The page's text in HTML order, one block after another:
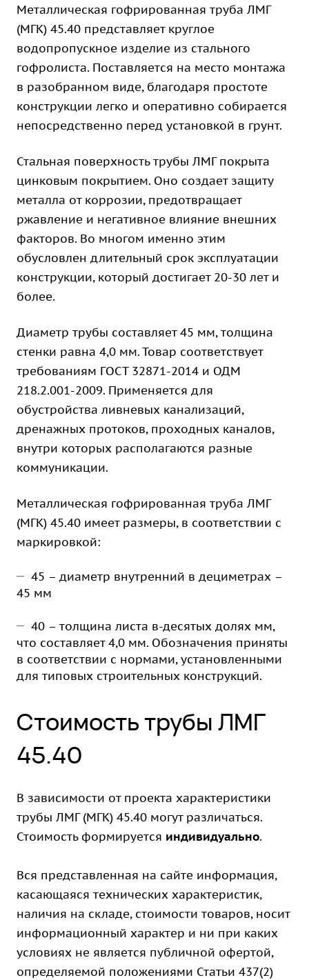
Металлическая гофрированная труба ЛМГ
(МГК) 45.40 представляет круглое
водопропускное изделие из стального
гофролиста. Поставляется на место монтажа
в разобранном виде, благодаря простоте
конструкции легко и оперативно собирается
непосредственно перед установкой в грунт.
Стальная поверхность трубы ЛМГ покрыта
цинковым покрытием. Оно создает защиту
металла от коррозии, предотвращает
ржавление и негативное влияние внешних
факторов. Во многом именно этим
обусловлен длительный срок эксплуатации
конструкции, который достигает 20-30 лет и
более.
Диаметр трубы составляет 45 мм, толщина
стенки равна 4,0 мм. Товар соответствует
требованиям ГОСТ 32871-2014 и ОДМ
218.2.001-2009. Применяется для
обустройства ливневых канализаций,
дренажных протоков, проходных каналов,
внутри которых располагаются разные
коммуникации.
Металлическая гофрированная труба ЛМГ
(МГК) 45.40 имеет размеры, в соответствии с
маркировкой:
45 – диаметр внутренний в дециметрах –
45 мм
40 – толщина листа в-десятых долях мм,
что составляет 4,0 мм. Обозначения приняты
в соответствии с нормами, установленными
для типовых строительных конструкций.
Стоимость трубы ЛМГ
45.40
В зависимости от проекта характеристики
трубы ЛМГ (МГК) 45.40 могут различаться.
Стоимость формируется индивидуально.
Вся представленная на сайте информация,
касающаяся технических характеристик,
наличия на складе, стоимости товаров, носит
информационный характер и ни при каких
условиях не является публичной офертой,
определяемой положениями Статьи 437(2)